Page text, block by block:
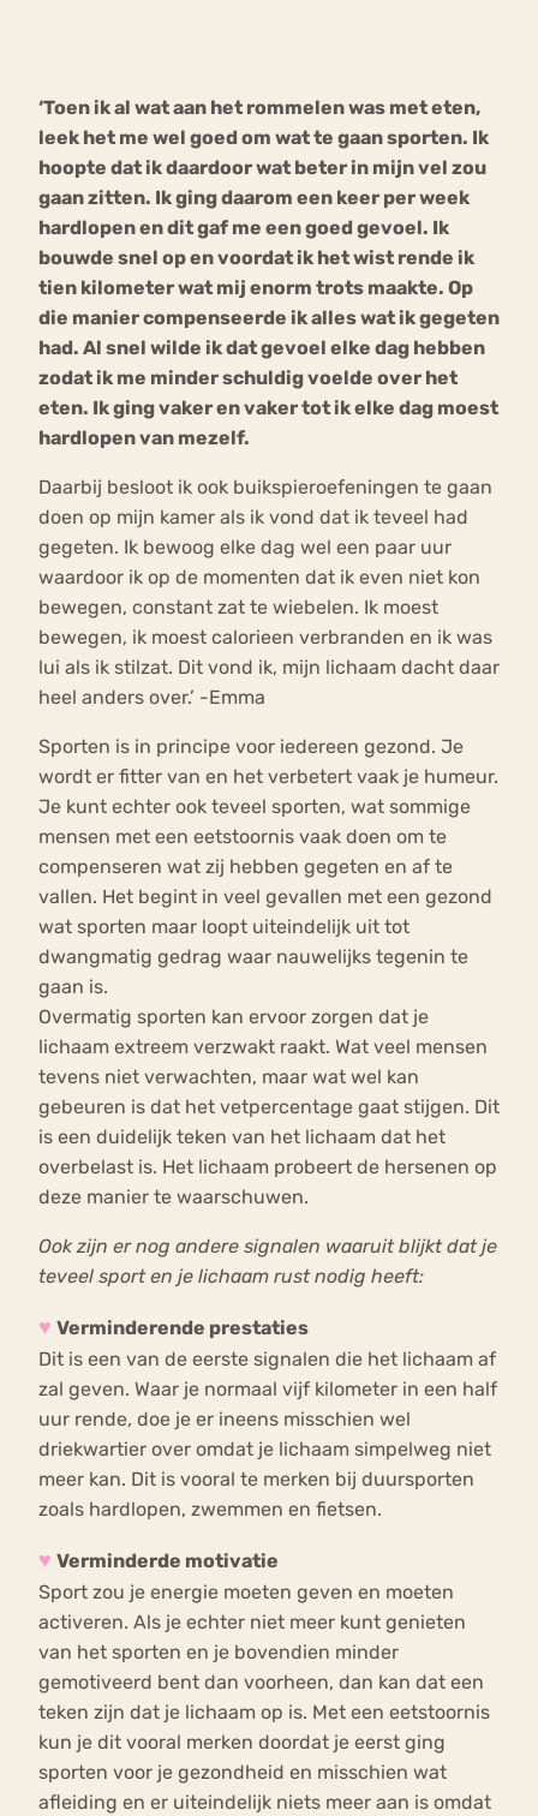
‘Toen ik al wat aan het rommelen was met eten,
leek het me wel goed om wat te gaan sporten. Ik
hoopte dat ik daardoor wat beter in mijn vel zou
gaan zitten. Ik ging daarom een keer per week
hardlopen en dit gaf me een goed gevoel. Ik
bouwde snel op en voordat ik het wist rende ik
tien kilometer wat mij enorm trots maakte. Op
die manier compenseerde ik alles wat ik gegeten
had. Al snel wilde ik dat gevoel elke dag hebben
zodat ik me minder schuldig voelde over het
eten. Ik ging vaker en vaker tot ik elke dag moest
hardlopen van mezelf.
Daarbij besloot ik ook buikspieroefeningen te gaan
doen op mijn kamer als ik vond dat ik teveel had
gegeten. Ik bewoog elke dag wel een paar uur
waardoor ik op de momenten dat ik even niet kon
bewegen, constant zat te wiebelen. Ik moest
bewegen, ik moest calorieen verbranden en ik was
lui als ik stilzat. Dit vond ik, mijn lichaam dacht daar
heel anders over.’ -Emma
Sporten is in principe voor iedereen gezond. Je
wordt er fitter van en het verbetert vaak je humeur.
Je kunt echter ook teveel sporten, wat sommige
mensen met een eetstoornis vaak doen om te
compenseren wat zij hebben gegeten en af te
vallen. Het begint in veel gevallen met een gezond
wat sporten maar loopt uiteindelijk uit tot
dwangmatig gedrag waar nauwelijks tegenin te
gaan is.
Overmatig sporten kan ervoor zorgen dat je
lichaam extreem verzwakt raakt. Wat veel mensen
tevens niet verwachten, maar wat wel kan
gebeuren is dat het vetpercentage gaat stijgen. Dit
is een duidelijk teken van het lichaam dat het
overbelast is. Het lichaam probeert de hersenen op
deze manier te waarschuwen.
Ook zijn er nog andere signalen waaruit blijkt dat je
teveel sport en je lichaam rust nodig heeft:
♥ Verminderende prestaties
Dit is een van de eerste signalen die het lichaam af
zal geven. Waar je normaal vijf kilometer in een half
uur rende, doe je er ineens misschien wel
driekwartier over omdat je lichaam simpelweg niet
meer kan. Dit is vooral te merken bij duursporten
zoals hardlopen, zwemmen en fietsen.
♥ Verminderde motivatie
Sport zou je energie moeten geven en moeten
activeren. Als je echter niet meer kunt genieten
van het sporten en je bovendien minder
gemotiveerd bent dan voorheen, dan kan dat een
teken zijn dat je lichaam op is. Met een eetstoornis
kun je dit vooral merken doordat je eerst ging
sporten voor je gezondheid en misschien wat
afleiding en er uiteindelijk niets meer aan is omdat
Forum
mia
Nerv
osa
Eetstoornis Anorexia Nervosa
Eetbuien Piekeren Sport
Trauma
Orthorexia
Afvallen Angst